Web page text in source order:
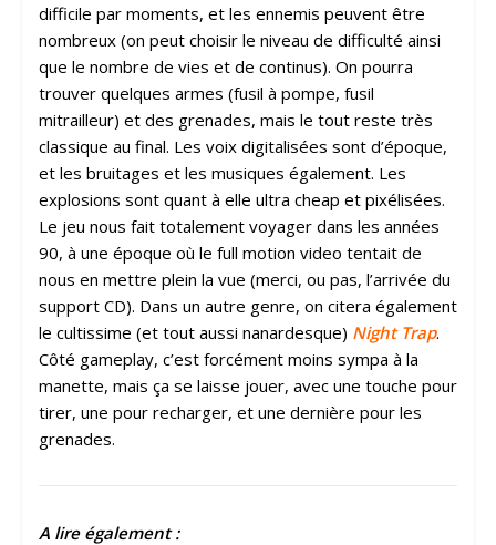
difficile par moments, et les ennemis peuvent être
nombreux (on peut choisir le niveau de difficulté ainsi
que le nombre de vies et de continus). On pourra
trouver quelques armes (fusil à pompe, fusil
mitrailleur) et des grenades, mais le tout reste très
classique au final. Les voix digitalisées sont d’époque,
et les bruitages et les musiques également. Les
explosions sont quant à elle ultra cheap et pixélisées.
Le jeu nous fait totalement voyager dans les années
90, à une époque où le full motion video tentait de
nous en mettre plein la vue (merci, ou pas, l’arrivée du
support CD). Dans un autre genre, on citera également
le cultissime (et tout aussi nanardesque) Night Trap.
Côté gameplay, c’est forcément moins sympa à la
manette, mais ça se laisse jouer, avec une touche pour
tirer, une pour recharger, et une dernière pour les
grenades.
A lire également :